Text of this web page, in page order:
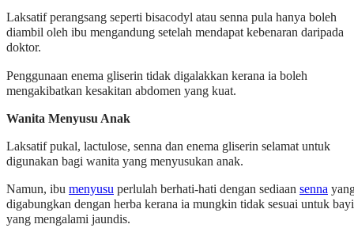
Laksatif perangsang seperti bisacodyl atau senna pula hanya boleh
diambil oleh ibu mengandung setelah mendapat kebenaran daripada
doktor.
Penggunaan enema gliserin tidak digalakkan kerana ia boleh
mengakibatkan kesakitan abdomen yang kuat.
Wanita Menyusu Anak
Laksatif pukal, lactulose, senna dan enema gliserin selamat untuk
digunakan bagi wanita yang menyusukan anak.
Namun, ibu menyusu perlulah berhati-hati dengan sediaan senna
digabungkan dengan herba kerana ia mungkin tidak sesuai untuk bayi
yang mengalami jaundis.